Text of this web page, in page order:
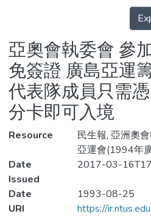
Statistics
Details
亞奧會執委會 參
免簽證 廣島亞運
代表隊成員只需
分卡即可入境
Resource
民生報, 亞洲奧
亞運會(1994年
Date
Issued
2017-03-
Date
1993-08-25
URI
https://